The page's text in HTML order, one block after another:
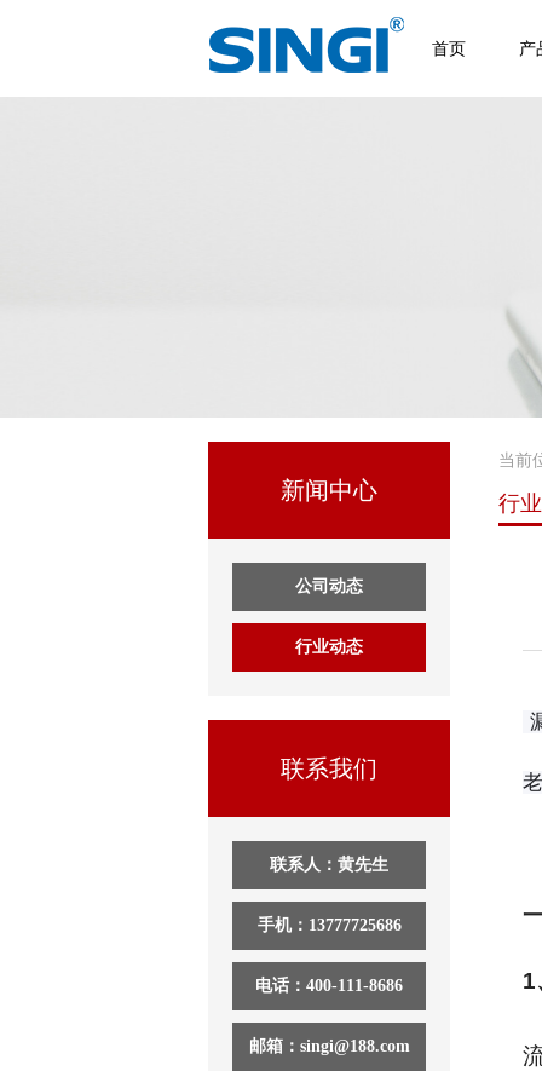
首页 产
新闻中心
公司动态
行业动态
联系我们
联系人：黄先生
手机：13777725686
电话：400-111-8686
邮箱：singi@188.com
当前
行
1